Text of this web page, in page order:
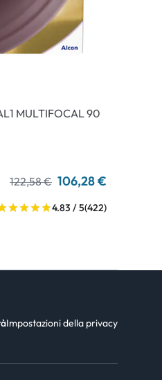
MULTIFOCAL 90
122,58 € 106,28 €
4.83 / 5(422)
Impostazioni della privacy